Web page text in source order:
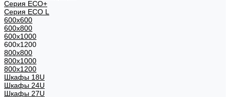
Серия ECO+
Серия ECO L
600x600
600x800
600х1000
600х1200
800x800
800х1000
800х1200
Шкафы 18U
Шкафы 24U
Шкафы 27U